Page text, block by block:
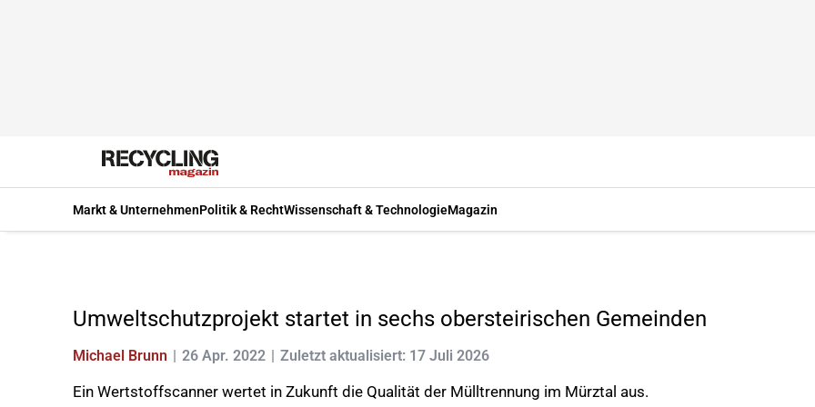
Markt & UnternehmenPolitik & RechtWissenschaft & TechnologieMagazin
Umweltschutzprojekt startet in sechs obersteirischen Gemeinden
Michael Brunn 26 Apr. 2022 Zuletzt aktualisiert: 17 Juli 2026
Ein Wertstoffscanner wertet in Zukunft die Qualität der Mülltrennung im Mürztal aus.